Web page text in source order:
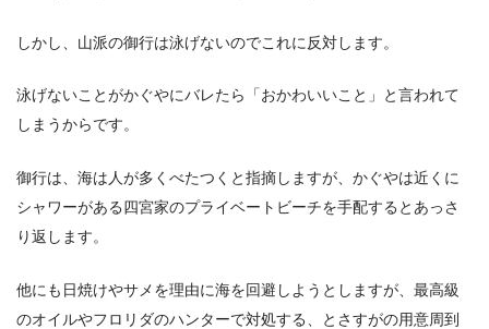
しかし、山派の御行は泳げないのでこれに反対します。
泳げないことがかぐやにバレたら「おかわいいこと」と言われて
しまうからです。
御行は、海は人が多くべたつくと指摘しますが、かぐやは近くに
シャワーがある四宮家のプライベートビーチを手配するとあっさ
り返します。
他にも日焼けやサメを理由に海を回避しようとしますが、最高級
のオイルやフロリダのハンターで対処する、とさすがの用意周到